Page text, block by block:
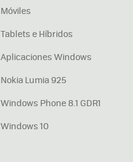
Móviles
Tablets e Híbridos
Aplicaciones Windows
Nokia Lumia 925
Windows Phone 8.1 GDR1
Windows 10